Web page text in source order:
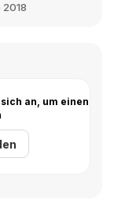
2018
an, um einen